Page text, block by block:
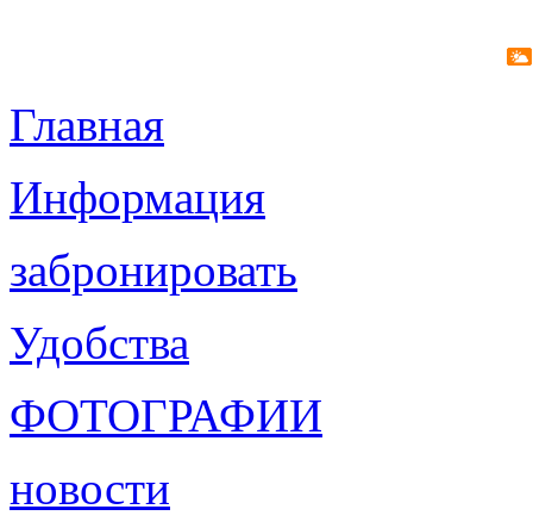
Главная
Информация
забронировать
Удобства
ФОТОГРАФИИ
новости